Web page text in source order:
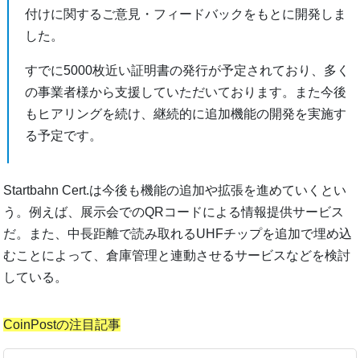
付けに関するご意見・フィードバックをもとに開発しま
した。
すでに5000枚近い証明書の発行が予定されており、多く
の事業者様から支援していただいております。また今後
もヒアリングを続け、継続的に追加機能の開発を実施す
る予定です。
Startbahn Cert.は今後も機能の追加や拡張を進めていくとい
う。例えば、展示会でのQRコードによる情報提供サービス
だ。また、中長距離で読み取れるUHFチップを追加で埋め込
むことによって、倉庫管理と連動させるサービスなどを検討
している。
CoinPostの注目記事